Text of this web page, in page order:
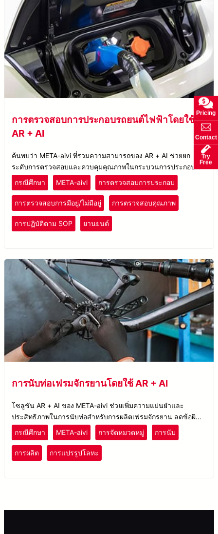
การตรวจสอบการประกอบรถยนต์ไฟฟ้าโดยใช้
AR + AI
ค้นพบว่า META-aivi ที่รวมความสามารถของ AR + AI ช่วยยก
ระดับการตรวจสอบและควบคุมคุณภาพในกระบวนการประกอบ
รถยนต์ไฟฟ้าสำหรับหนึ่งในผู้ผลิต EV ชั้นนำของโลกได้อย่างไร
กรณีศึกษา META-aivi การตรวจสอบการประกอบ
การตรวจสอบการมีอยู่/ไม่มีอยู่ การตรวจสอบคุณภาพ
การปฏิบัติตาม SOP ยานยนต์
การนับท่อเฟรมจักรยานโดยใช้ AR + AI
โซลูชัน AR + AI ของ META-aivi ช่วยเพิ่มความแม่นยำและ
ประสิทธิภาพในการนับท่อสำหรับการผลิตเฟรมจักรยาน ลดข้อผิด
พลาดและเพิ่มผลผลิต
กรณีศึกษา META-aivi การจัดหมวดหมู่ การนับ
การผลิต การแปรรูปโลหะ
Pricing
Contact
Try
Free